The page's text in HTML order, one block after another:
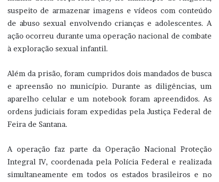
suspeito de armazenar imagens e vídeos com conteúdo
de abuso sexual envolvendo crianças e adolescentes. A
ação ocorreu durante uma operação nacional de combate
à exploração sexual infantil.
Além da prisão, foram cumpridos dois mandados de busca
e apreensão no município. Durante as diligências, um
aparelho celular e um notebook foram apreendidos. As
ordens judiciais foram expedidas pela Justiça Federal de
Feira de Santana.
A operação faz parte da Operação Nacional Proteção
Integral IV, coordenada pela Polícia Federal e realizada
simultaneamente em todos os estados brasileiros e no